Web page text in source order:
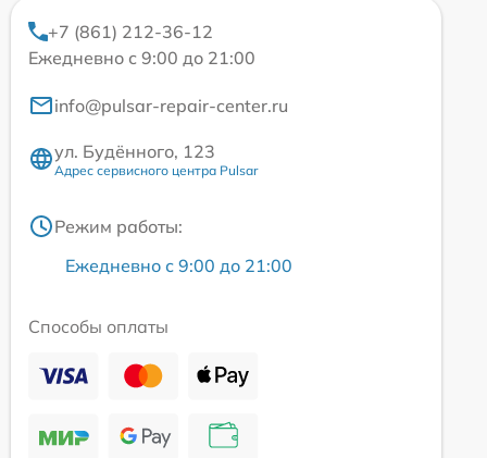
+7 (861) 212-36-12
Ежедневно с 9:00 до 21:00
info@pulsar-repair-center.ru
ул. Будённого, 123
Адрес сервисного центра Pulsar
Режим работы:
Ежедневно с 9:00 до 21:00
Способы оплаты